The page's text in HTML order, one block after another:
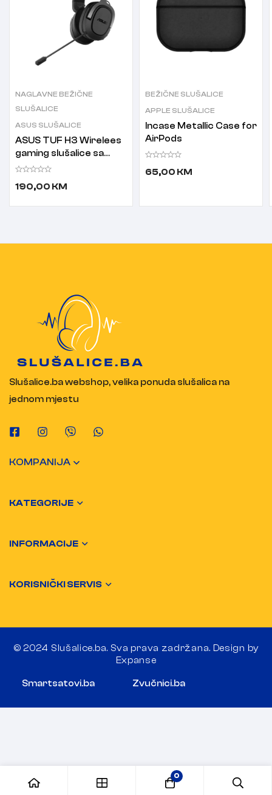
NAGLAVNE BEŽIČNE
SLUŠALICE
ASUS SLUŠALICE
ASUS TUF H3 Wirelees
gaming slušalice sa
mikrofonom
190,00 KM
BEŽIČNE SLUŠALICE
APPLE SLUŠALICE
Incase Metallic Case for
AirPods
65,00 KM
Slušalice.ba webshop, velika ponuda slušalica na
jednom mjestu
KOMPANIJA
KATEGORIJE
INFORMACIJE
KORISNIČKI SERVIS
© 2024 Slušalice.ba. Sva prava zadržana. Design by
Expanse
Smartsatovi.ba Zvučnici.ba
0